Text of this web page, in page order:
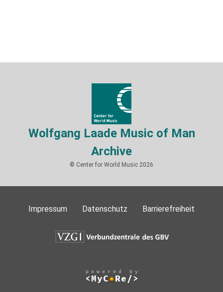
Wolfgang Laade Music of Man
Archive
© Center for World Music 2026
Impressum Datenschutz Barrierefreiheit